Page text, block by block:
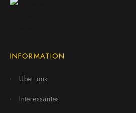
INFORMATION
Über uns
Interessantes